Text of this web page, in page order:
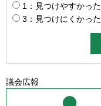
1：見つけやすかった
3：見つけにくかった
議会広報